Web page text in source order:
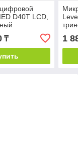
D40T LCD,
₸ 1